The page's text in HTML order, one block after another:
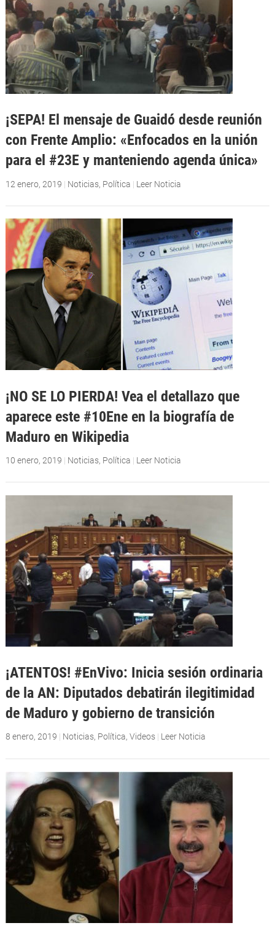
¡SEPA! El mensaje de Guaidó desde reunión
con Frente Amplio: «Enfocados en la unión
para el #23E y manteniendo agenda única»
12 enero, 2019 | Noticias, Política | Leer Noticia
¡NO SE LO PIERDA! Vea el detallazo que
aparece este #10Ene en la biografía de
Maduro en Wikipedia
10 enero, 2019 | Noticias, Política | Leer Noticia
¡ATENTOS! #EnVivo: Inicia sesión ordinaria
de la AN: Diputados debatirán ilegitimidad
de Maduro y gobierno de transición
8 enero, 2019 | Noticias, Política, Videos | Leer Noticia